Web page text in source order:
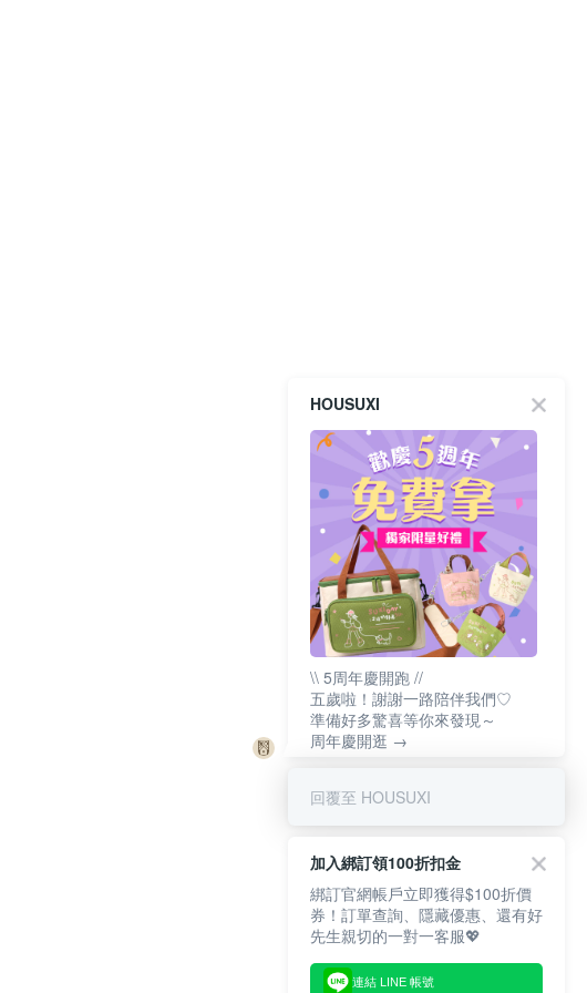
HOUSUXI
\\ 5周年慶開跑 //
五歲啦！謝謝一路陪伴我們♡
準備好多驚喜等你來發現～
周年慶開逛 →
回覆至 HOUSUXI
加入綁訂領100折扣金
綁訂官網帳戶立即獲得$100折價
券！訂單查詢、隱藏優惠、還有好
先生親切的一對一客服💖
連結 LINE 帳號